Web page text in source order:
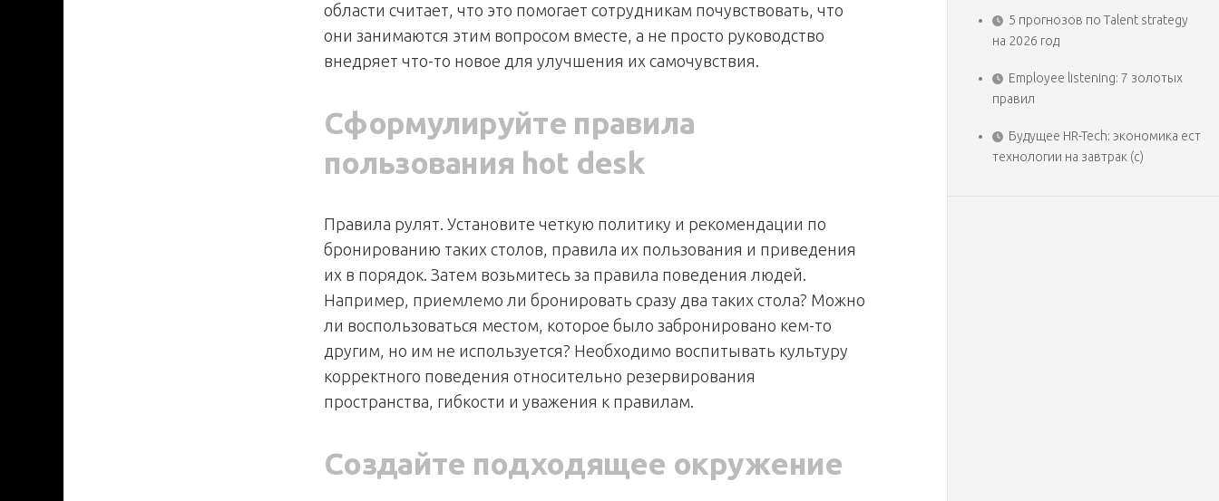
области считает, что это помогает сотрудникам почувствовать, что
они занимаются этим вопросом вместе, а не просто руководство
внедряет что-то новое для улучшения их самочувствия.
Сформулируйте правила
пользования hot desk
Правила рулят. Установите четкую политику и рекомендации по
бронированию таких столов, правила их пользования и приведения
их в порядок. Затем возьмитесь за правила поведения людей.
Например, приемлемо ли бронировать сразу два таких стола? Можно
ли воспользоваться местом, которое было забронировано кем-то
другим, но им не используется? Необходимо воспитывать культуру
корректного поведения относительно резервирования
пространства, гибкости и уважения к правилам.
Создайте подходящее окружение
5 прогнозов по Talent strategy
на 2026 год
Employee listening: 7 золотых
правил
Будущее HR-Tech: экономика ест
технологии на завтрак (с)